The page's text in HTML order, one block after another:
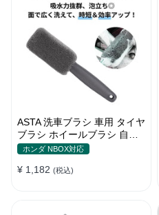
ASTA 洗車ブラシ 車用 タイヤ
ブラシ ホイールブラシ 自転
車 バイク トラック対応 洗車
掃ブラシ 1個入り
ホンダ NBOX対応
¥ 1,182 (税込)